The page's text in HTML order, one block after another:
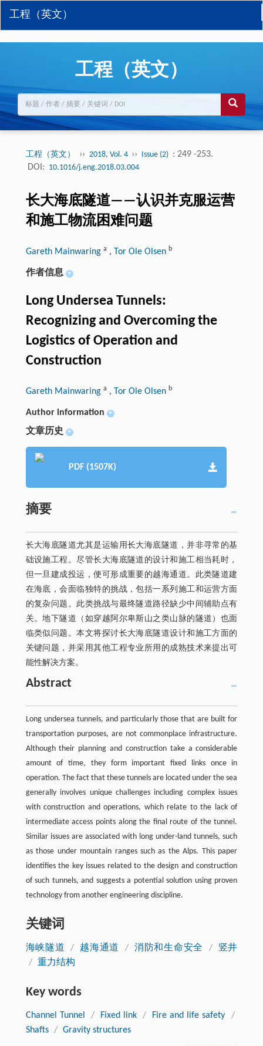
工程（英文）
工程（英文）
工程（英文） ›› 2018, Vol. 4 ›› Issue (2) : 249 -253.
DOI: 10.1016/j.eng.2018.03.004
长大海底隧道——认识并克服运营
和施工物流困难问题
Gareth Mainwaring a , Tor Ole Olsen b
作者信息 +
Long Undersea Tunnels:
Recognizing and Overcoming the
Logistics of Operation and
Construction
Gareth Mainwaring a , Tor Ole Olsen b
Author information +
文章历史 +
PDF (1507K)
摘要
长大海底隧道尤其是运输用长大海底隧道，并非寻常的基
础设施工程。尽管长大海底隧道的设计和施工相当耗时，
但一旦建成投运，便可形成重要的越海通道。此类隧道建
在海底，会面临独特的挑战，包括一系列施工和运营方面
的复杂问题。此类挑战与最终隧道路径缺少中间辅助点有
关。地下隧道（如穿越阿尔卑斯山之类山脉的隧道）也面
临类似问题。本文将探讨长大海底隧道设计和施工方面的
关键问题，并采用其他工程专业所用的成熟技术来提出可
能性解决方案。
Abstract
Long undersea tunnels, and particularly those that are built for
transportation purposes, are not commonplace infrastructure.
Although their planning and construction take a considerable
amount of time, they form important fixed links once in
operation. The fact that these tunnels are located under the sea
generally involves unique challenges including complex issues
with construction and operations, which relate to the lack of
intermediate access points along the final route of the tunnel.
Similar issues are associated with long under-land tunnels, such
as those under mountain ranges such as the Alps. This paper
identifies the key issues related to the design and construction
of such tunnels, and suggests a potential solution using proven
technology from another engineering discipline.
关键词
海峡隧道 / 越海通道 / 消防和生命安全 /
竖井
/ 重力结构
Key words
Channel Tunnel / Fixed link / Fire and life safety
/
Shafts / Gravity structures